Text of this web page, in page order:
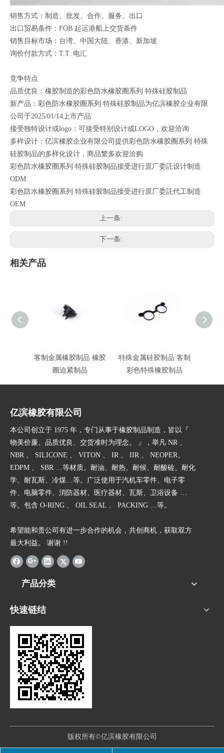
销售方式：制造、批发、合作、服务、出口
出口贸易条件：FOB 起运港船上交货条件
销售目标市场：台湾、中国大陆、香港、新加坡
询价付款方式：T.T. 电汇
竞争特点
品质优良：橡胶制造的彩色防水橡胶圈系列 特殊硅胶制品
新产品：彩色防水橡胶圈系列 特殊硅胶制品为亿滨橡胶企业有限
公司于2025/01/14上市产品
接受独特设计或logo：可接受特别设计或LOGO，欢迎洽询
多样设计：亿滨橡胶企业有限公司提供彩色防水橡胶圈系列 特殊
硅胶制品的多样化设计，商品繁多欢迎洽购
彩色防水橡胶圈系列 特殊硅胶制品接受进行原厂委託设计制造
ODM
彩色防水橡胶圈系列 特殊硅胶制品接受进行原厂委託代工制造
OEM
上一条:
下一条:
相关产品
客制金属橡胶制品 橡胶
圈迫紧制品
特殊金属硅胶制品 客制
彩色特殊橡胶制品
亿滨橡胶有限公司
本公司创立于 1975 年，专门从事于橡胶制品制造，皆以『
物美价廉、品质优良、交货准时为理念。 』，举凡 NR 、
NBR 、 SILICONE 、 VITON 、 IR 、 IIR 、 NEOPER、
EDPM 、 SBR …等材质。耐油、耐热、耐候、耐酸硷、耐化
学、耐瓦斯、冷煤…等。广泛使用于汽机车零件、电子零
件、电脑零件、消防器材、医疗器材、瓦斯、卫浴设备 …
等。包含 O-RING 、 OIL SEAL 、 PACKING …等。
希望能和贵公司有进一步合作的机会，共创商机，获取双方
最大利益。 谢谢 !!
产品分类
快速链结
版权所有©亿滨橡胶有限公司